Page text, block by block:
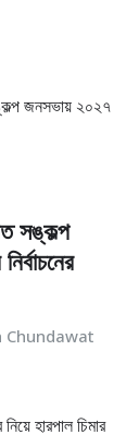
সঙ্কল্প
Chundawat